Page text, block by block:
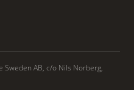
Sweden AB, c/o Nils Norberg,